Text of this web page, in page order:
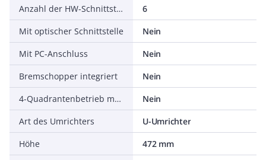
Anzahl der HW-Schnittstellen sonstige
6
Mit optischer Schnittstelle
Nein
Mit PC-Anschluss
Nein
Bremschopper integriert
Nein
4-Quadrantenbetrieb möglich
Nein
Art des Umrichters
U-Umrichter
Höhe
472 mm